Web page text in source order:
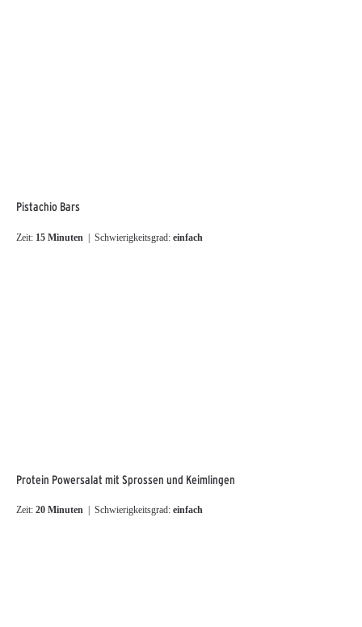
Pistachio Bars
Zeit: 15 Minuten | Schwierigkeitsgrad: einfach
Protein Powersalat mit Sprossen und Keimlingen
Zeit: 20 Minuten | Schwierigkeitsgrad: einfach